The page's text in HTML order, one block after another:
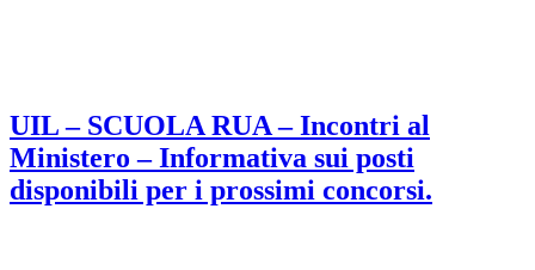
UIL – SCUOLA RUA – Incontri al
Ministero – Informativa sui posti
disponibili per i prossimi concorsi.